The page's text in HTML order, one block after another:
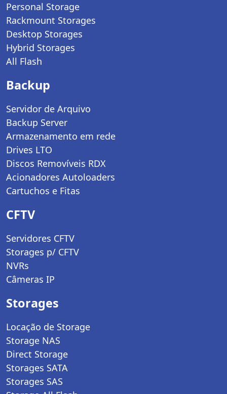
Personal Storage
Rackmount Storages
Desktop Storages
Hybrid Storages
All Flash
Backup
Servidor de Arquivo
Backup Server
Armazenamento em rede
Drives LTO
Discos Removíveis RDX
Acionadores Autoloaders
Cartuchos e Fitas
CFTV
Servidores CFTV
Storages p/ CFTV
NVRs
Câmeras IP
Storages
Locação de Storage
Storage NAS
Direct Storage
Storages SATA
Storages SAS